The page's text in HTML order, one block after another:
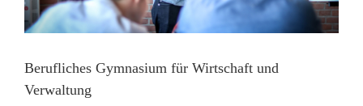
Berufliches Gymnasium für Wirtschaft und
Verwaltung